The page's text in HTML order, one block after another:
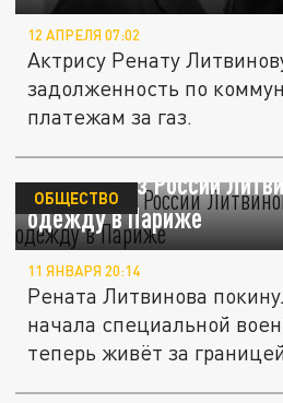
12 АПРЕЛЯ 07:02
Актрису Ренату
задолженность по
платежам за газ.
Уехавшая из России
одежду в Париже
ОБЩЕСТВО
11 ЯНВАРЯ 20:14
Рената Литвинова
начала специальной
теперь живёт за